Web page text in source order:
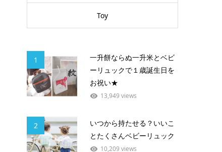
Toy
1
一升餅ならぬ一升米とベビ
ーリュックで１歳誕生日を
お祝い★
13,949 views
2
いつから持たせる？いいこ
とたくさんベビーリュック
10,209 views